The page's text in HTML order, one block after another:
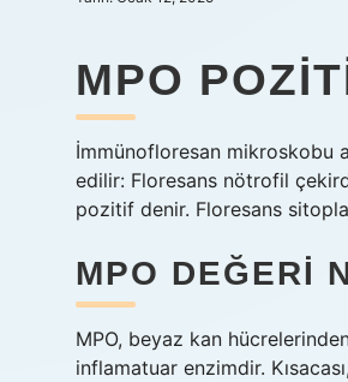
MPO
İmmünofloresan mikroskobu
edilir: Floresans nötrofil
pozitif denir. Floresans
MPO DEĞERI
MPO, beyaz kan
inflamatuar enzimdir.